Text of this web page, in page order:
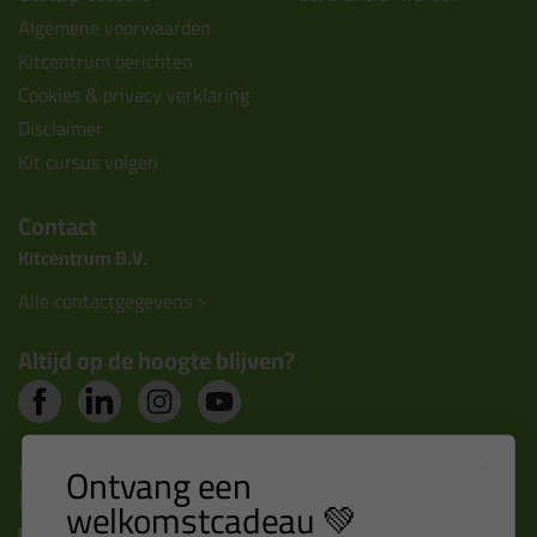
Algemene voorwaarden
Kitcentrum berichten
Cookies & privacy verklaring
Disclaimer
Kit cursus volgen
Contact
Kitcentrum B.V.
Alle contactgegevens >
Altijd op de hoogte blijven?
Nieuws, tips en exclusieve deals rechtstreeks in je
inbox Ontvang een
welkomstcadeau 💚